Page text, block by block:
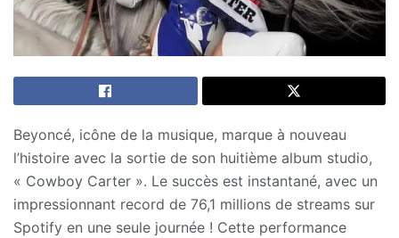
Beyoncé, icône de la musique, marque à nouveau
l’histoire avec la sortie de son huitième album studio,
« Cowboy Carter ». Le succès est instantané, avec un
impressionnant record de 76,1 millions de streams sur
Spotify en une seule journée ! Cette performance